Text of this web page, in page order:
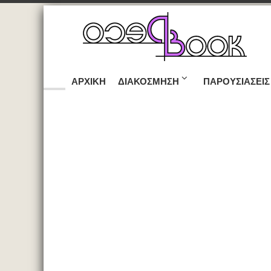
ΑΡΧΙΚΉ ΔΙΑΚΌΣΜΗΣΗ ΠΑΡΟΥΣΙΆΣΕΙΣ